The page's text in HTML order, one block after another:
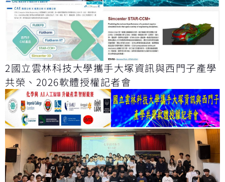
2國立雲林科技大學攜手大塚資訊與西門子產學
共榮、2026軟體授權記者會